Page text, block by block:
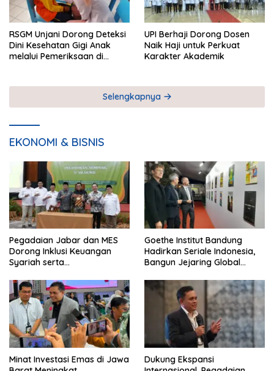
RSGM Unjani Dorong Deteksi
Dini Kesehatan Gigi Anak
melalui Pemeriksaan di
UPI Berhaji Dorong Dosen
Naik Haji untuk Perkuat
Karakter Akademik
Selengkapnya
EKONOMI & BISNIS
Pegadaian Jabar dan MES
Dorong Inklusi Keuangan
Syariah serta
Goethe Institut Bandung
Hadirkan Seriale Indonesia,
Bangun Jejaring Global
Minat Investasi Emas di Jawa
Dukung Ekspansi